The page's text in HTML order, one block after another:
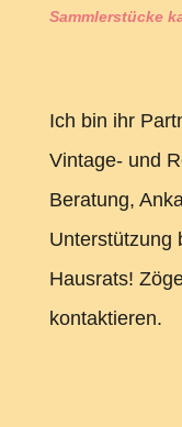
Sammlerstücke
Ich bin ihr
Vintage- und
Beratung,
Unterstützung
Hausrats!
kontaktieren.